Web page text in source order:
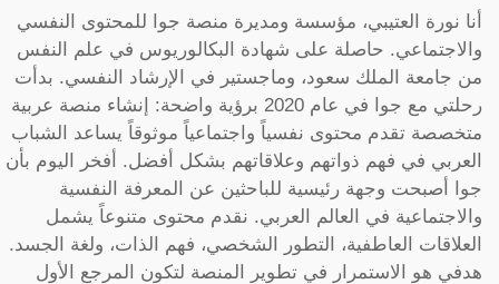
أنا نورة العتيبي، مؤسسة ومديرة منصة جوا للمحتوى النفسي
والاجتماعي. حاصلة على شهادة البكالوريوس في علم النفس
من جامعة الملك سعود، وماجستير في الإرشاد النفسي. بدأت
رحلتي مع جوا في عام 2020 برؤية واضحة: إنشاء منصة عربية
متخصصة تقدم محتوى نفسياً واجتماعياً موثوقاً يساعد الشباب
العربي في فهم ذواتهم وعلاقاتهم بشكل أفضل. أفخر اليوم بأن
جوا أصبحت وجهة رئيسية للباحثين عن المعرفة النفسية
والاجتماعية في العالم العربي. نقدم محتوى متنوعاً يشمل
العلاقات العاطفية، التطور الشخصي، فهم الذات، ولغة الجسد.
هدفي هو الاستمرار في تطوير المنصة لتكون المرجع الأول